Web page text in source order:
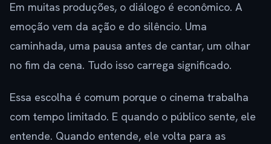
Em muitas produções, o diálogo é econômico. A
emoção vem da ação e do silêncio. Uma
caminhada, uma pausa antes de cantar, um olhar
no fim da cena. Tudo isso carrega significado.
Essa escolha é comum porque o cinema trabalha
com tempo limitado. E quando o público sente, ele
entende. Quando entende, ele volta para as